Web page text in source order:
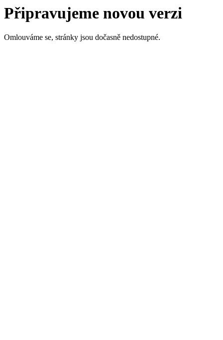
Připravujeme novou verzi
Omlouváme se, stránky jsou dočasně nedostupné.